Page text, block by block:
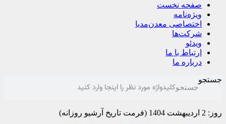
صفحه نخست
ویژه‌نامه
اختصاصی معدن‌مدیا
شرکت‌ها
ویدئو
ارتباط با ما
درباره ما
جستجو
جستجو
روز: 2 اردیبهشت 1404 (فرمت تاریخ آرشیو روزانه)